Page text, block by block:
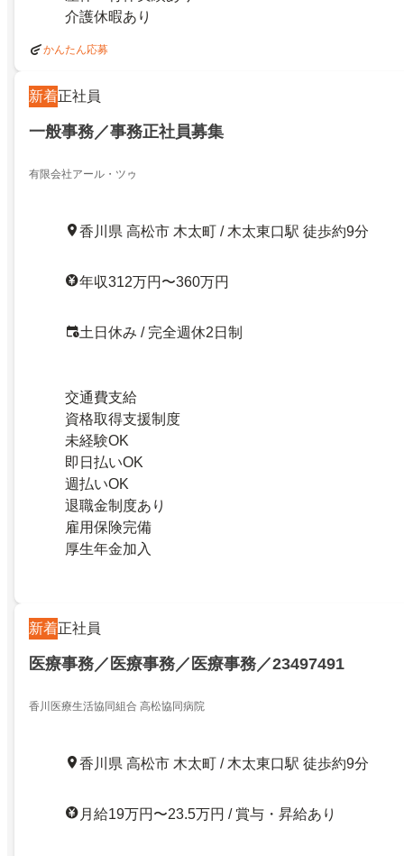
介護休暇あり
かんたん応募
新着正社員
一般事務／事務正社員募集
有限会社アール・ツゥ
香川県 高松市 木太町 / 木太東口駅 徒歩約9分
年収312万円〜360万円
土日休み / 完全週休2日制
交通費支給
資格取得支援制度
未経験OK
即日払いOK
週払いOK
退職金制度あり
雇用保険完備
厚生年金加入
新着正社員
医療事務／医療事務／医療事務／23497491
香川医療生活協同組合 高松協同病院
香川県 高松市 木太町 / 木太東口駅 徒歩約9分
月給19万円〜23.5万円 / 賞与・昇給あり